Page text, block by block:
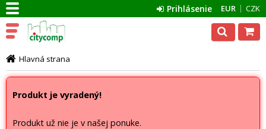
EUR CZK
Prihlásenie
Hlavná strana
Produkt je vyradený!
Produkt už nie je v našej ponuke.